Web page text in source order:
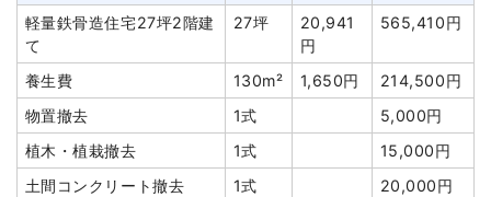
養生費 245m² 1,000円
245,000円
土間コンクリート撤去
ブロック塀撤去
7m² 3,086円
21,600円
植木・植栽撤去
1式
55,000円
諸経費
188,460円
値引き
3,060円
軽量鉄骨造住宅27坪2階建
て
27坪
20,941
円
565,410円
養生費 130m² 1,650円
214,500円
物置撤去
1式
5,000円
植木・植栽撤去
1式
15,000円
土間コンクリート撤去
1式
20,000円